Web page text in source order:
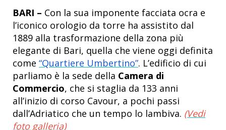
BARI – Con la sua imponente facciata ocra e
l’iconico orologio da torre ha assistito dal
1889 alla trasformazione della zona più
elegante di Bari, quella che viene oggi definita
come “Quartiere Umbertino”. L’edificio di cui
parliamo è la sede della Camera di
Commercio, che si staglia da 133 anni
all’inizio di corso Cavour, a pochi passi
dall’Adriatico che un tempo lo lambiva. (Vedi
foto galleria)